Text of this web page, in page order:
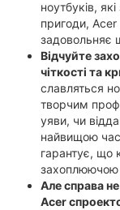
ноутбуків,
пригоди,
задовольняє
Відчуйте
чіткості та
славляться
творчим
уяви, чи
найвищою
гарантує, що
захоплюючою
Але справа
Acer